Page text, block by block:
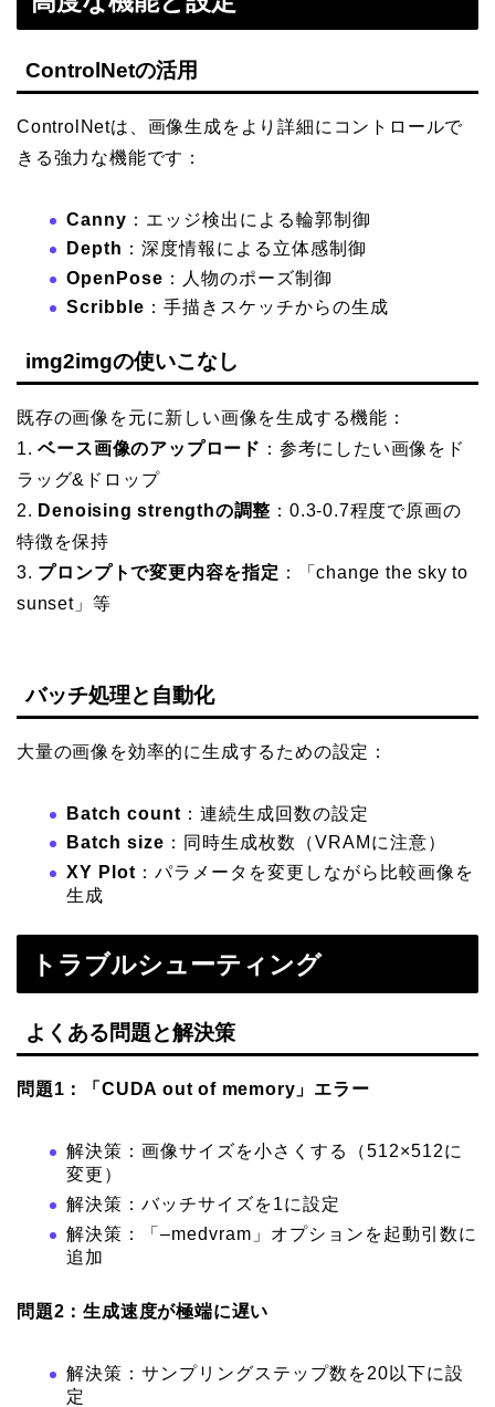
ControlNetの活用
ControlNetは、画像生成をより詳細にコントロールで
きる強力な機能です：
Canny ：エッジ検出による輪郭制御
Depth ：深度情報による立体感制御
OpenPose ：人物のポーズ制御
Scribble ：手描きスケッチからの生成
img2imgの使いこなし
既存の画像を元に新しい画像を生成する機能：
1.ベース画像のアップロード ：参考にしたい画像をド
ラッグ&ドロップ
2. Denoising strengthの調整 ：0.3-0.7程度で原画の
特徴を保持
3. プロンプトで変更内容を指定 ：「change the sky to
sunset」等
バッチ処理と自動化
大量の画像を効率的に生成するための設定：
Batch count ：連続生成回数の設定
Batch size ：同時生成枚数（VRAMに注意）
XY Plot ：パラメータを変更しながら比較画像を
生成
トラブルシューティング
よくある問題と解決策
問題1：「CUDA out of memory」エラー
解決策：画像サイズを小さくする（512×512に
変更）
解決策：バッチサイズを1に設定
解決策：「–medvram」オプションを起動引数に
追加
問題2：生成速度が極端に遅い
解決策：サンプリングステップ数を20以下に設
定